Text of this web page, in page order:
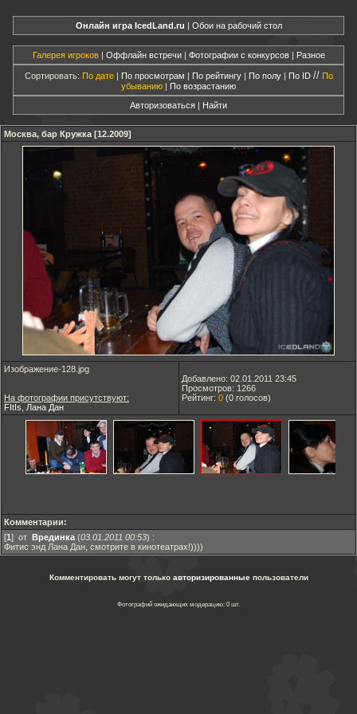
Онлайн игра IcedLand.ru | Обои на рабочий стол
Галерея игроков| Оффлайн встречи| Фотографии с конкурсов| Разное
Сортировать: По дате| По просмотрам | По рейтингу| По полу| По ID // По
убыванию | По возрастанию
Авторизоваться | Найти
Москва, бар Кружка [12.2009]
Изображение-128.jpg
На фотографии присутствуют:
FItIs
Лана Дан
Добавлено: 02.01.2011 23:45
Просмотров: 1266
Рейтинг: 0 (0 голосов)
Комментарии:
[1] от Врединка (03.01.2011 00:53) :
Фитис энд Лана Дан, смотрите в кинотеатрах!))))
Комментировать могут только авторизированныепользователи
Фотографий ожидающих модерацию: 0 шт.